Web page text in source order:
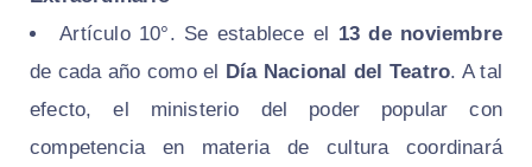
Artículo 10°. Se establece el 13 de noviembre
de cada año como el
Día Nacional del Teatro. A tal
efecto, el ministerio del poder popular con
competencia en materia de cultura coordinará